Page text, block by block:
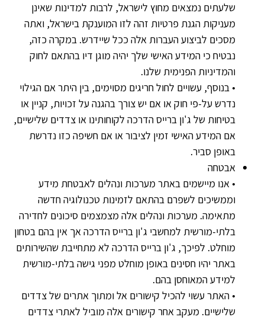
שלעתים נמצאים מחוץ לישראל, לרבות למדינות שאינן
מעניקות הגנת פרטיות זהה לזו המוענקת בישראל, ואתה
מסכים לביצוע העברות אלה ככל שיידרש. במקרה כזה,
נבטיח כי המידע האישי שלך יהיה מוגן דיו בהתאם לחוק
והמדיניות הפנימית שלנו.
• בנוסף, עשויים לחול חריגים מסוימים, בין היתר אם הגילוי
נדרש על-פי חוק או אם יש צורך בהגנה על זכויות, קניין או
בטיחות של ג'ון ברייס הדרכה לקוחותינו או צדדים שלישיים,
אם המידע האישי זמין לציבור או אם חשיפה כזו נדרשת
באופן סביר.
אבטחה
• אנו מיישמים באתר מערכות ונהלים לאבטחת מידע
וממשיכים לשפרם בהתאם לזמינות טכנולוגיה חדשה
מתאימה. מערכות ונהלים אלה מצמצמים סיכונים לחדירה
בלתי-מורשית למחשבי ג'ון ברייס הדרכה אך אין בהם בטחון
מוחלט. לפיכך, ג'ון ברייס הדרכה לא מתחייבת שהשירותים
באתר יהיו חסינים באופן מוחלט מפני גישה בלתי-מורשית
למידע המאוחסן בהם.
• האתר עשוי להכיל קישורים אל ומתוך אתרים של צדדים
שלישיים. מעקב אחר קישורים אלה מוביל לאתרי צדדים